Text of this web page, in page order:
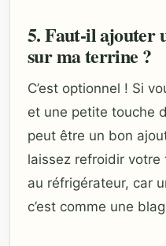
5. Faut-il ajouter
sur ma terrine ?
C’est optionnel ! Si
et une petite touche
peut être un bon
laissez refroidir votre
au réfrigérateur, car
c’est comme une